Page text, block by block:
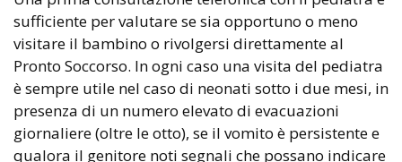
sufficiente per valutare se sia opportuno o meno
visitare il bambino o rivolgersi direttamente al
Pronto Soccorso. In ogni caso una visita del pediatra
è sempre utile nel caso di neonati sotto i due mesi, in
presenza di un numero elevato di evacuazioni
giornaliere (oltre le otto), se il vomito è persistente e
qualora il genitore noti segnali che possano indicare